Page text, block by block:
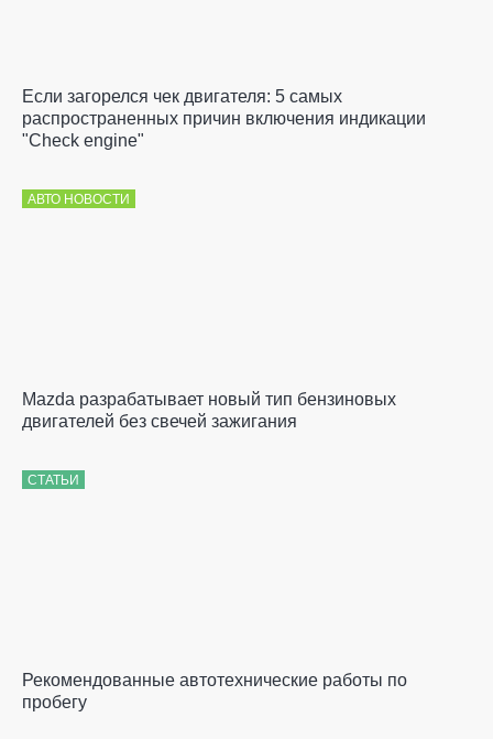
Если загорелся чек двигателя: 5 самых
распространенных причин включения индикации
"Check engine"
АВТО НОВОСТИ
Mazda разрабатывает новый тип бензиновых
двигателей без свечей зажигания
СТАТЬИ
Рекомендованные автотехнические работы по
пробегу